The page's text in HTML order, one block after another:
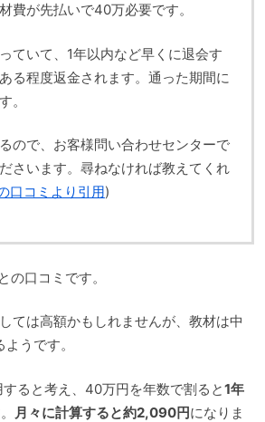
費が先払いで40万必要です。
ていて、1年以内など早くに退会す
る程度返金されます。通った期間に
。
ので、お客様問い合わせセンターで
さいます。尋ねなければ教えてくれ
口コミより引用)
の口コミです。
ては高額かもしれませんが、教材は中
うです。
ると考え、40万円を年数で割ると1年
月々に計算すると約2,090円になりま